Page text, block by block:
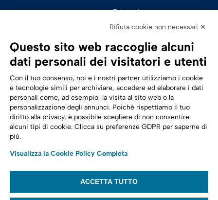
Fatturazione
Sicurezza Digitale
Cloud
Trasformazione digitale
Energia
Telecomunicazioni
Automotive
Seguici su:
© 2022,Tinexta Infocert S.p.A.– P.IVA 07945211006 – Cap. Sociale €
Rifiuta cookie non necessari ✕
Questo sito web raccoglie alcuni
dati personali dei visitatori e utenti
Con il tuo consenso, noi e i nostri partner utilizziamo i cookie
e tecnologie simili per archiviare, accedere ed elaborare i dati
personali come, ad esempio, la visita al sito web o la
personalizzazione degli annunci. Poiché rispettiamo il tuo
diritto alla privacy, è possibile scegliere di non consentire
alcuni tipi di cookie. Clicca su preferenze GDPR per saperne di
più.
Visualizza la Cookie Policy Completa
ACCETTA TUTTO